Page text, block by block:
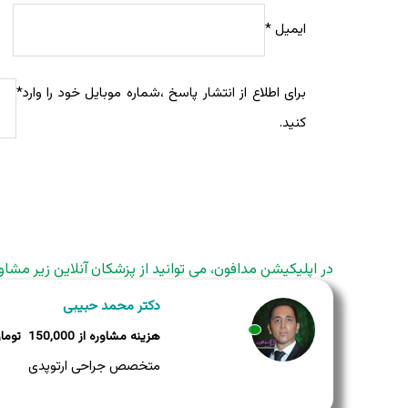
ایمیل*
برای اطلاع از انتشار پاسخ ،شماره موبایل خود را وارد
کنید.
*
در اپلیکیشن مدافون، می توانید از پزشکان آنلاین زیر
دکتر محمد حبیبی
150,000
متخصص جراحی ارتوپدی